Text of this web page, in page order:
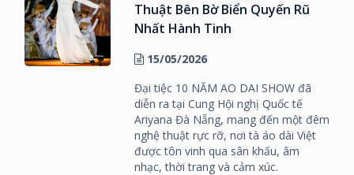
Thuật Bên Bờ Biển Quyến Rũ
Nhất Hành Tinh
15/05/2026
Đại tiệc 10 NĂM AO DAI SHOW đã
diễn ra tại Cung Hội nghị Quốc tế
Ariyana Đà Nẵng, mang đến một đêm
nghệ thuật rực rỡ, nơi tà áo dài Việt
được tôn vinh qua sân khấu, âm
nhạc, thời trang và cảm xúc.